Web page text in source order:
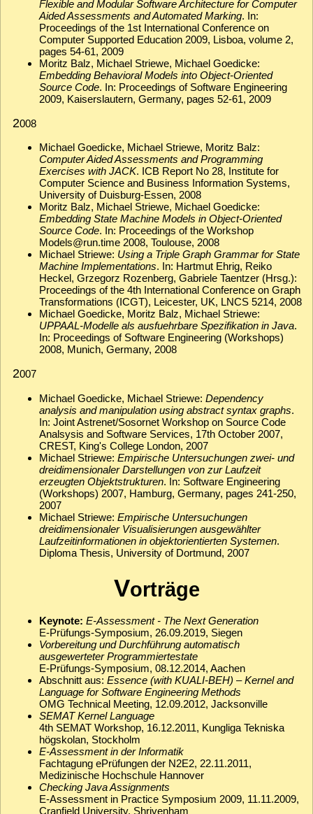
Flexible and Modular Software Architecture for Computer
Aided Assessments and Automated Marking. In:
Proceedings of the 1st International Conference on
Computer Supported Education 2009, Lisboa, volume 2,
pages 54-61, 2009
Moritz Balz, Michael Striewe, Michael Goedicke:
Embedding Behavioral Models into Object-Oriented
Source Code. In: Proceedings of Software Engineering
2009, Kaiserslautern, Germany, pages 52-61, 2009
2008
Michael Goedicke, Michael Striewe, Moritz Balz:
Computer Aided Assessments and Programming
Exercises with JACK. ICB Report No 28, Institute for
Computer Science and Business Information Systems,
University of Duisburg-Essen, 2008
Moritz Balz, Michael Striewe, Michael Goedicke:
Embedding State Machine Models in Object-Oriented
Source Code. In: Proceedings of the Workshop
Models@run.time 2008, Toulouse, 2008
Michael Striewe: Using a Triple Graph Grammar for State
Machine Implementations. In: Hartmut Ehrig, Reiko
Heckel, Grzegorz Rozenberg, Gabriele Taentzer (Hrsg.):
Proceedings of the 4th International Conference on Graph
Transformations (ICGT), Leicester, UK, LNCS 5214, 2008
Michael Goedicke, Moritz Balz, Michael Striewe:
UPPAAL-Modelle als ausfuehrbare Spezifikation in Java.
In: Proceedings of Software Engineering (Workshops)
2008, Munich, Germany, 2008
2007
Michael Goedicke, Michael Striewe: Dependency
analysis and manipulation using abstract syntax graphs.
In: Joint Astrenet/Sosornet Workshop on Source Code
Analsysis and Software Services, 17th October 2007,
CREST, King's College London, 2007
Michael Striewe: Empirische Untersuchungen zwei- und
dreidimensionaler Darstellungen von zur Laufzeit
erzeugten Objektstrukturen. In: Software Engineering
(Workshops) 2007, Hamburg, Germany, pages 241-250,
2007
Michael Striewe: Empirische Untersuchungen
dreidimensionaler Visualisierungen ausgewählter
Laufzeitinformationen in objektorientierten Systemen.
Diploma Thesis, University of Dortmund, 2007
Vorträge
Keynote: E-Assessment - The Next Generation
E-Prüfungs-Symposium, 26.09.2019, Siegen
Vorbereitung und Durchführung automatisch
ausgewerteter Programmiertestate
E-Prüfungs-Symposium, 08.12.2014, Aachen
Abschnitt aus: Essence (with KUALI-BEH) – Kernel and
Language for Software Engineering Methods
OMG Technical Meeting, 12.09.2012, Jacksonville
SEMAT Kernel Language
4th SEMAT Workshop, 16.12.2011, Kungliga Tekniska
högskolan, Stockholm
E-Assessment in der Informatik
Fachtagung ePrüfungen der N2E2, 22.11.2011,
Medizinische Hochschule Hannover
Checking Java Assignments
E-Assessment in Practice Symposium 2009, 11.11.2009,
Cranfield University, Shrivenham